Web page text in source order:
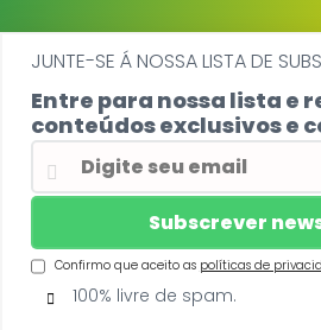
JUNTE-SE Á NOSSA LISTA DE
Entre para nossa lista e
conteúdos exclusivos e
Confirmo que aceito as políticas de
100% livre de spam.